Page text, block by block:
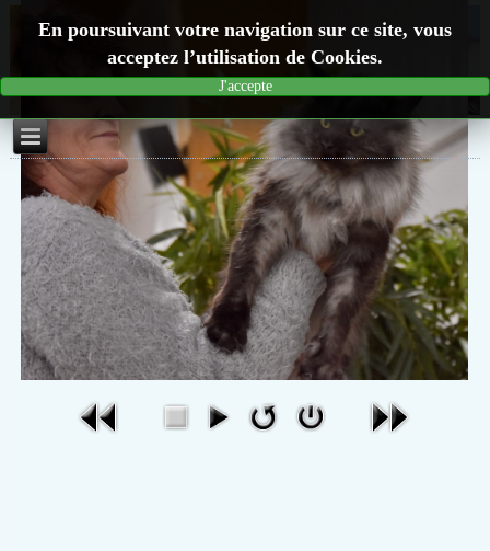
En poursuivant votre navigation sur ce site, vous
acceptez l’utilisation de Cookies.
J'accepte